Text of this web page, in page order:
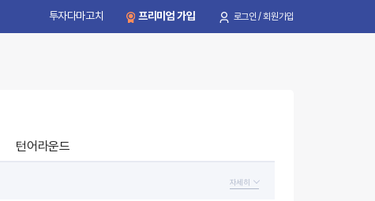
투자다마고치 프리미엄 가입 로그인 / 회원가입
턴어라운드
자세히